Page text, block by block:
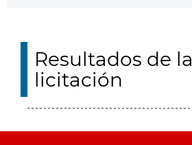
Resultados de la
licitación